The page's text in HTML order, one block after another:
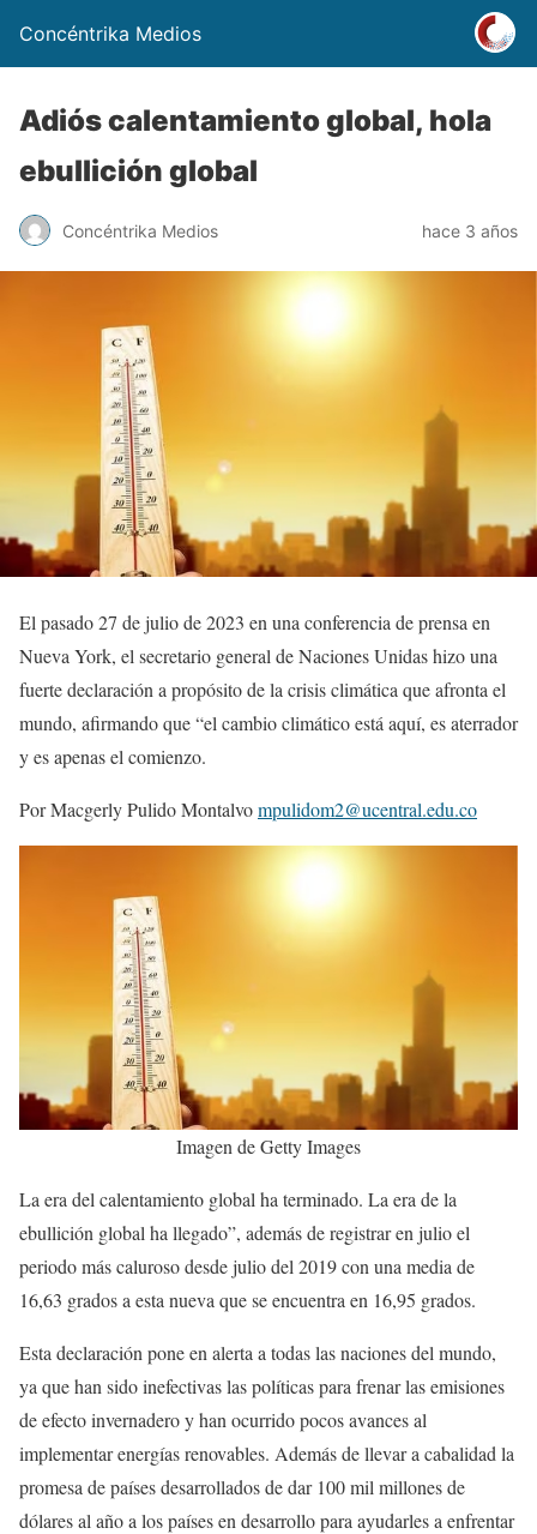
Concéntrika Medios
Adiós calentamiento global, hola
ebullición global
Concéntrika Medios hace 3 años
El pasado 27 de julio de 2023 en una conferencia de prensa en
Nueva York, el secretario general de Naciones Unidas hizo una
fuerte declaración a propósito de la crisis climática que afronta el
mundo, afirmando que “el cambio climático está aquí, es aterrador
y es apenas el comienzo.
Por Macgerly Pulido Montalvompulidom2@ucentral.edu.co
Imagen de Getty Images
La era del calentamiento global ha terminado. La era de la
ebullición global ha llegado”, además de registrar en julio el
periodo más caluroso desde julio del 2019 con una media de
16,63 grados a esta nueva que se encuentra en 16,95 grados.
Esta declaración pone en alerta a todas las naciones del mundo,
ya que han sido inefectivas las políticas para frenar las emisiones
de efecto invernadero y han ocurrido pocos avances al
implementar energías renovables. Además de llevar a cabalidad la
promesa de países desarrollados de dar 100 mil millones de
dólares al año a los países en desarrollo para ayudarles a enfrentar